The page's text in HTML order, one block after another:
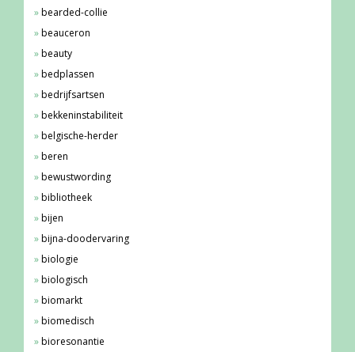
bearded-collie
beauceron
beauty
bedplassen
bedrijfsartsen
bekkeninstabiliteit
belgische-herder
beren
bewustwording
bibliotheek
bijen
bijna-doodervaring
biologie
biologisch
biomarkt
biomedisch
bioresonantie